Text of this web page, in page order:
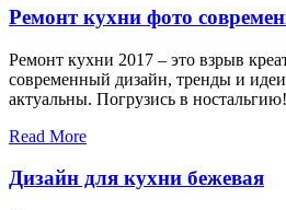
Ремонт кухни фото
Ремонт кухни 2017 – это взрыв
современный дизайн, тренды и
актуальны. Погрузись в ностальгию!
Read More
Дизайн для кухни бежевая